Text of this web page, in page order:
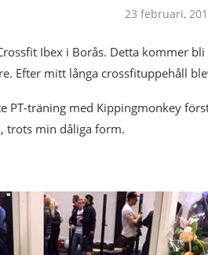
23 februari,
Ibex i Borås. Detta kommer
Efter mitt långa crossfituppehåll
PT-träning med Kippingmonkey
trots min dåliga form.